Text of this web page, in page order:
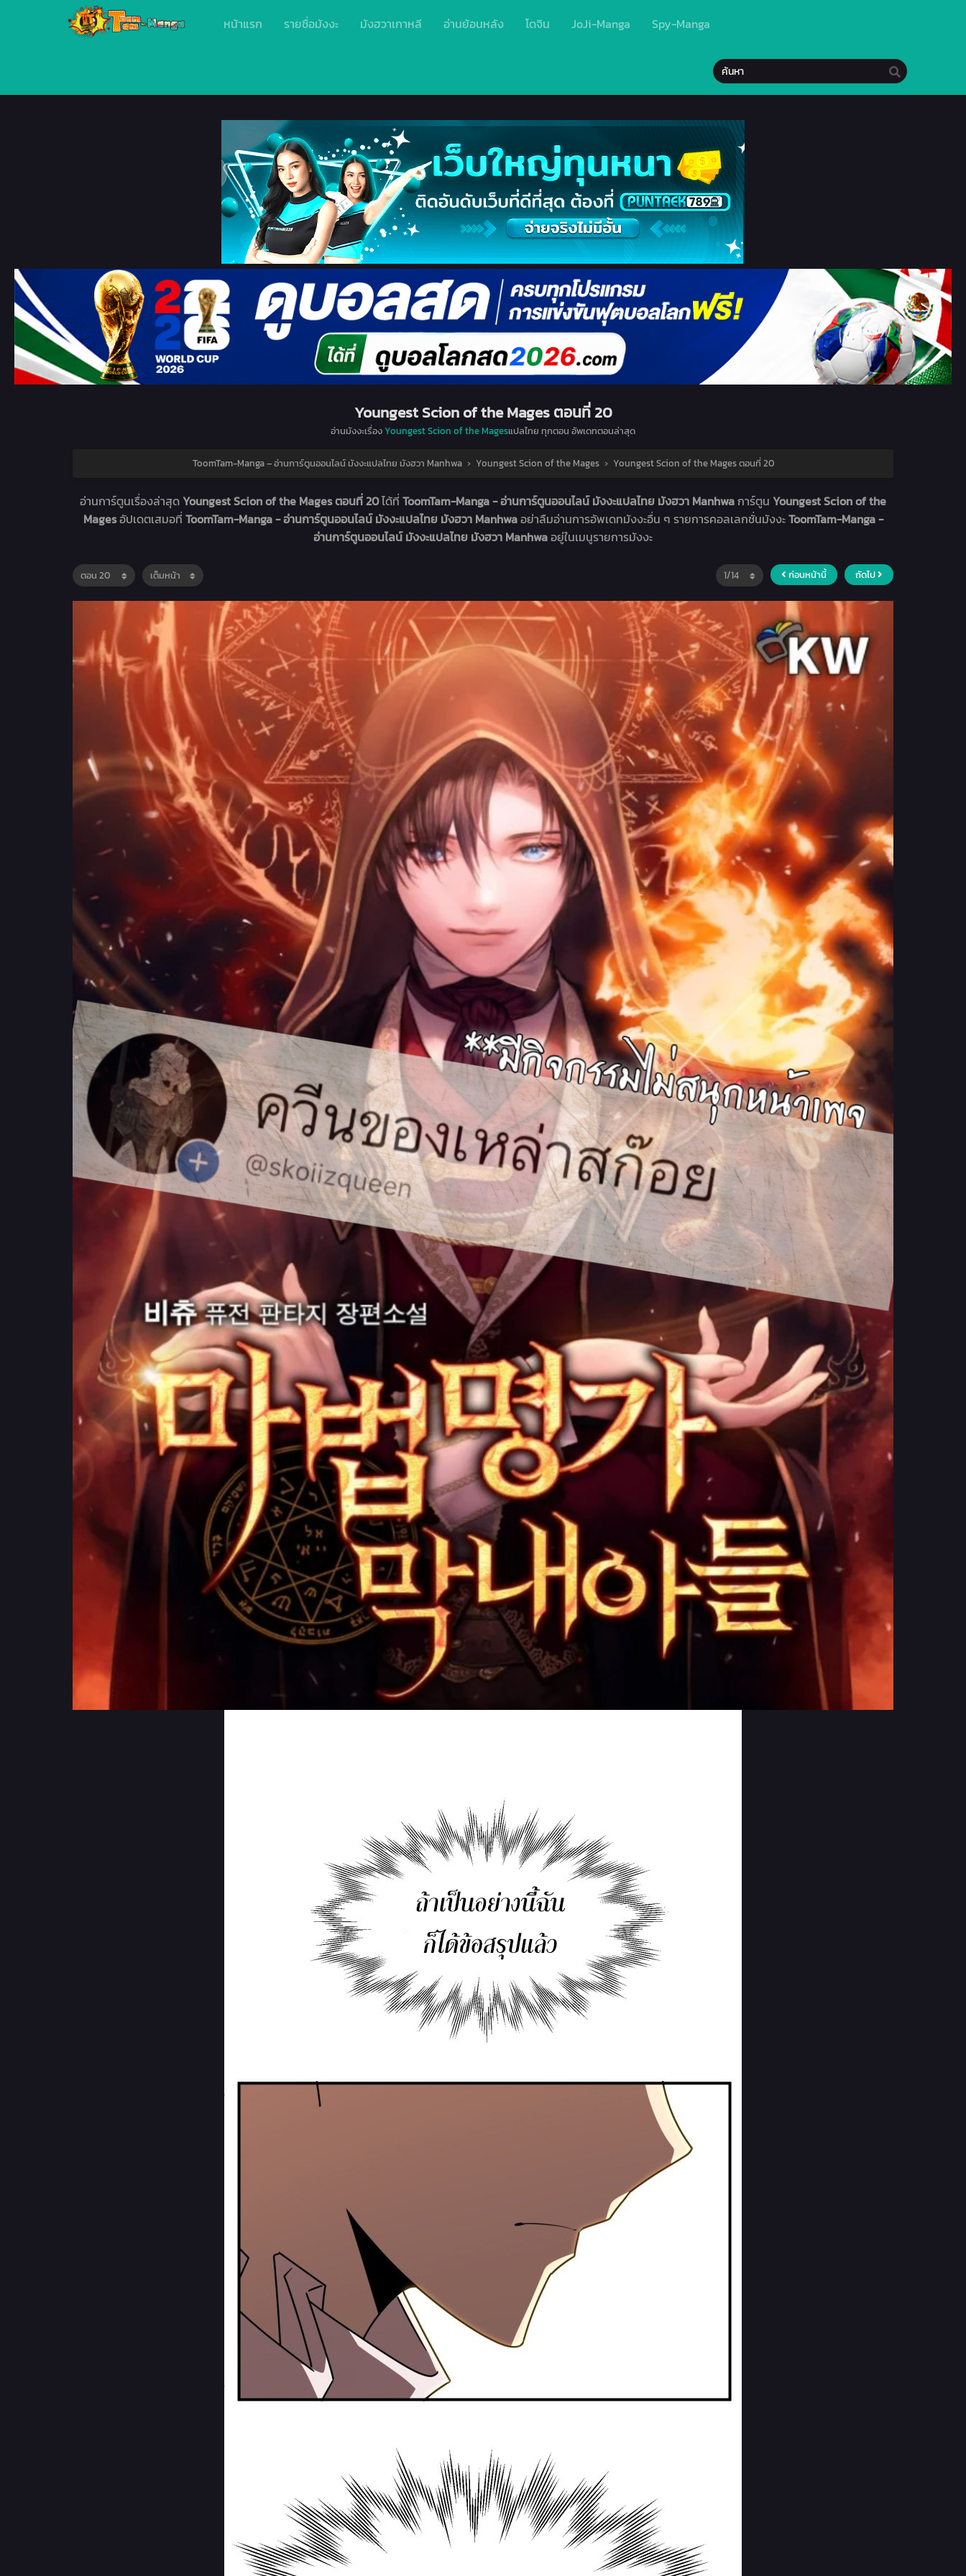
หน้าแรก รายชื่อมังงะ มังฮวาเกาหลี อ่านย้อนหลัง โดจิน JoJi-Manga Spy-Manga
Youngest Scion of the Mages ตอนที่ 20
อ่านมังงะเรื่องYoungest Scion of the Magesแปลไทย ทุกตอน อัพเดทตอนล่าสุด
ToomTam-Manga – อ่านการ์ตูนออนไลน์ มังงะแปลไทย มังฮวา Manhwa › Youngest Scion of the Mages › Youngest Scion of the Mages ตอนที่ 20
อ่านการ์ตูนเรื่องล่าสุดYoungest Scion of the Mages ตอนที่ 20ได้ที่ ToomTam-Manga - อ่านการ์ตูนออนไลน์ มังงะแปลไทย มังฮวา Manhwaการ์ตูน Youngest Scion of the
Magesอัปเดตเสมอที่ ToomTam-Manga - อ่านการ์ตูนออนไลน์ มังงะแปลไทย มังฮวา Manhwaอย่าลืมอ่านการอัพเดทมังงะอื่น ๆ รายการคอลเลกชั่นมังงะToomTam-Manga -
อ่านการ์ตูนออนไลน์ มังงะแปลไทย มังฮวา Manhwaอยู่ในเมนูรายการมังงะ
ก่อนหน้านี้ ถัดไป